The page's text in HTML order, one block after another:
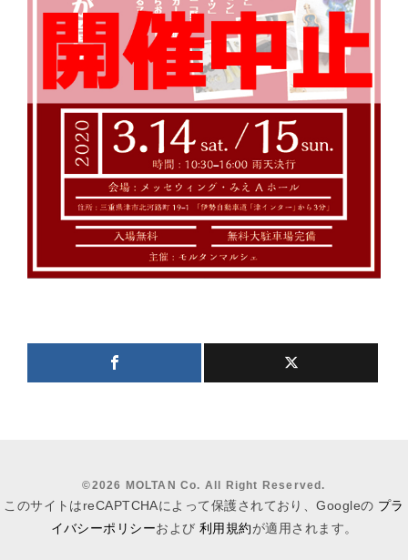
©2026 MOLTAN Co. All Right Reserved.
このサイトはreCAPTCHAによって保護されており、Googleの プラ
イバシーポリシーおよび 利用規約が適用されます。